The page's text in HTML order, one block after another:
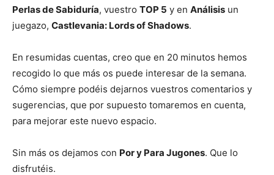
Perlas de Sabiduría, vuestro TOP 5 y en Análisis un
juegazo, Castlevania: Lords of Shadows.
En resumidas cuentas, creo que en 20 minutos hemos
recogido lo que más os puede interesar de la semana.
Cómo siempre podéis dejarnos vuestros comentarios y
sugerencias, que por supuesto tomaremos en cuenta,
para mejorar este nuevo espacio.
Sin más os dejamos con Por y Para Jugones. Que lo
disfrutéis.